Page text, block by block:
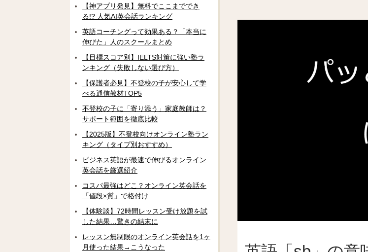
【神アプリ発見】無料でここまででき
る!? 人気AI英会話ランキング
英語コーチングって効果ある？「本当に
伸びた」人のスクールまとめ
【目標スコア別】IELTS対策に強い塾ラ
ンキング（失敗しない選び方）
【保護者必見】不登校の子が安心して学
べる通信教材TOP5
不登校の子に「寄り添う」家庭教師は？
サポート範囲を徹底比較
【2025版】不登校向けオンライン塾ラン
キング（タイプ別おすすめ）
ビジネス英語が最速で伸びるオンライン
英会話を厳選紹介
コスパ最強はどこ？オンライン英会話を
「値段×質」で格付け
【体験談】72時間レッスン受け放題を試
した結果…驚きの結末に
レッスン無制限のオンライン英会話を1ヶ
月使った結果→こうなった